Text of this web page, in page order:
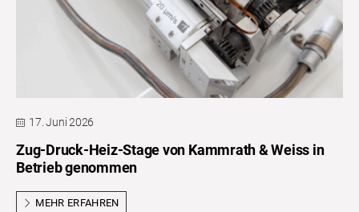
17. Juni 2026
Zug-Druck-Heiz-Stage von Kammrath & Weiss in
Betrieb genommen
MEHR ERFAHREN